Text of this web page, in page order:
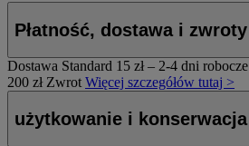
Płatność, dostawa i zwroty
Dostawa Standard 15 zł – 2-4 dni robocze
200 zł Zwrot Więcej szczegółów tutaj >
użytkowanie i konserwacja